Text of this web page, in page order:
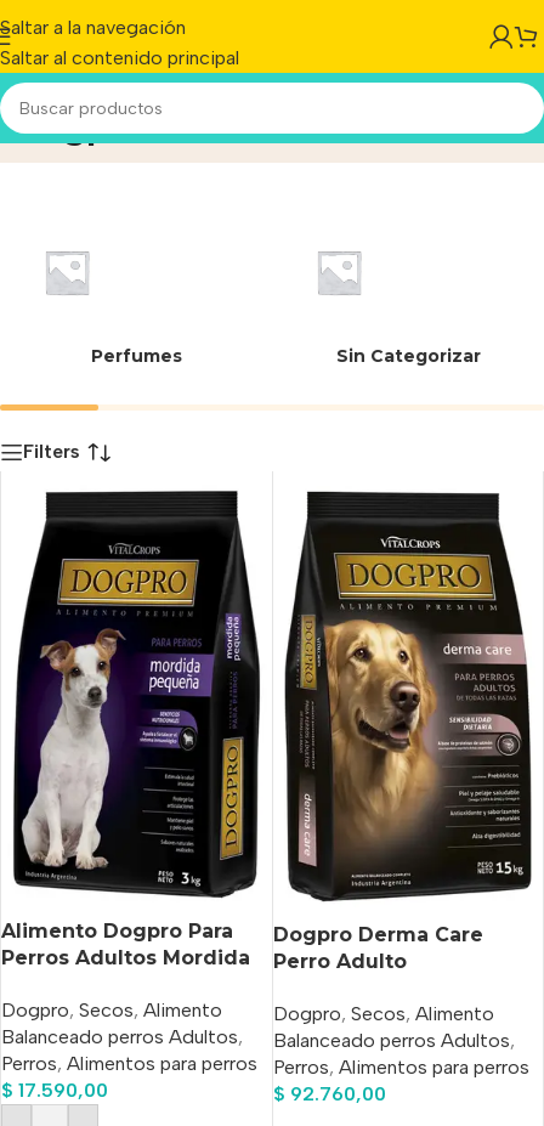
Saltar a la navegación
Saltar al contenido principal
DogproInicio/Producto
Perfumes Sin Categorizar
Filters
Alimento Dogpro Para
Perros Adultos Mordida
Dogpro, Secos, Alimento
Balanceado perros Adultos,
Perros, Alimentos para perros
$ 17.590,00
Dogpro Derma Care
Perro Adulto
20kg
Dogpro, Secos, Alimento
Balanceado perros Adultos,
Perros, Alimentos para perros
$ 92.760,00